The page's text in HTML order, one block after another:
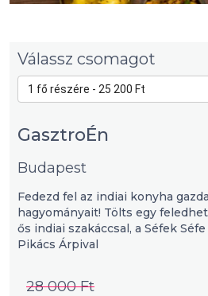
Válassz csomagot
1 fő részére - 25 200 Ft
GasztroÉn
Budapest
Fedezd fel az indiai konyha
hagyományait! Tölts egy
ős indiai szakáccsal, a Séfek
Pikács Árpival
28 000 Ft